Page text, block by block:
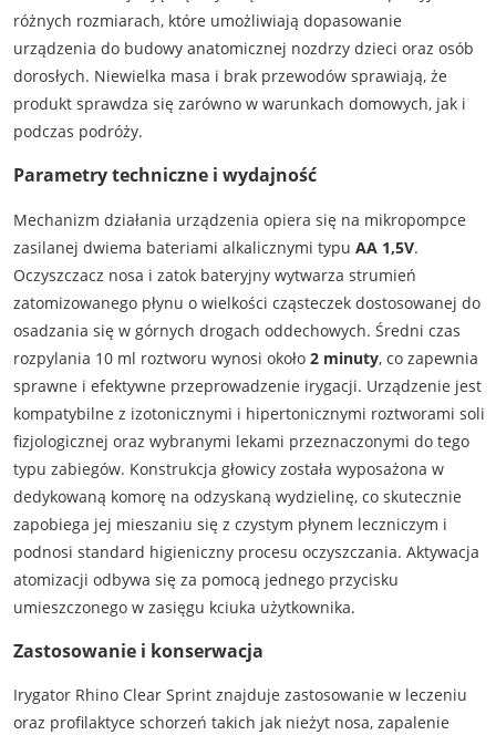
różnych rozmiarach, które umożliwiają dopasowanie
urządzenia do budowy anatomicznej nozdrzy dzieci oraz osób
dorosłych. Niewielka masa i brak przewodów sprawiają, że
produkt sprawdza się zarówno w warunkach domowych, jak i
podczas podróży.
Parametry techniczne i wydajność
Mechanizm działania urządzenia opiera się na mikropompce
zasilanej dwiema bateriami alkalicznymi typu AA 1,5V.
Oczyszczacz nosa i zatok bateryjny wytwarza strumień
zatomizowanego płynu o wielkości cząsteczek dostosowanej do
osadzania się w górnych drogach oddechowych. Średni czas
rozpylania 10 ml roztworu wynosi około 2 minuty, co zapewnia
sprawne i efektywne przeprowadzenie irygacji. Urządzenie jest
kompatybilne z izotonicznymi i hipertonicznymi roztworami soli
fizjologicznej oraz wybranymi lekami przeznaczonymi do tego
typu zabiegów. Konstrukcja głowicy została wyposażona w
dedykowaną komorę na odzyskaną wydzielinę, co skutecznie
zapobiega jej mieszaniu się z czystym płynem leczniczym i
podnosi standard higieniczny procesu oczyszczania. Aktywacja
atomizacji odbywa się za pomocą jednego przycisku
umieszczonego w zasięgu kciuka użytkownika.
Zastosowanie i konserwacja
Irygator Rhino Clear Sprint znajduje zastosowanie w leczeniu
oraz profilaktyce schorzeń takich jak nieżyt nosa, zapalenie